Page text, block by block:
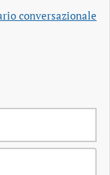
conversazionale